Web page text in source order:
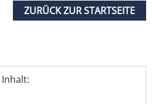
ZURÜCK ZUR STARTSEITE